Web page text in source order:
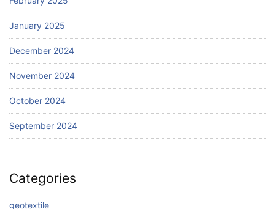
January 2025
December 2024
November 2024
October 2024
September 2024
Categories
geotextile